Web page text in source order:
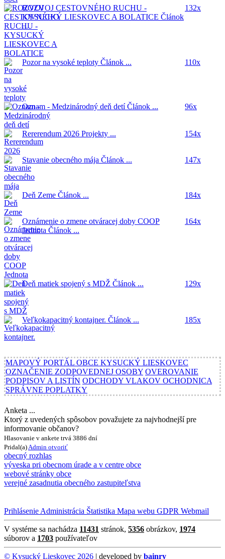
ROZVOJ CESTOVNÉHO RUCHU -
KYSUCKÝ LIESKOVEC A BOLATICE Článok
...
132x
Pozor na vysoké teploty Článok ... 110x
Oznam - Medzinárodný deň detíČlánok ... 96x
Rererendum 2026 Projekty ... 154x
Stavanie obecného mája Článok ... 147x
Deň Zeme Článok ... 184x
Oznámenie o zmene otváracej doby COOP
Jednota Článok ...
164x
Deň matiek spojený s MDŽ Článok ... 129x
Veľkokapacitný kontajner. Článok ... 185x
MAPOVÝ PORTÁL OBCE KYSUCKÝ LIESKOVEC
OZNAČENIE ZODPOVEDNEJ OSOBY OVEROVANIE
PODPISOV A LISTÍN ODCHODY VLAKOV OCHODNICA
SPRÁVNE POPLATKY
Anketa ...
Ktorý z uvedených spôsobov považujete za najvhodnejší pre
informovanie občanov?
Hlasovanie v ankete trvá 3886 dní
Pridal(a)Admin otvoriť
obecný rozhlas
výveska pri obecnom úrade a v centre obce
webové stránky obce
verejné zasadnutia obecného zastupiteľstva
Prihlásenie Administrácia Štatistika Mapa webu GDPR Webmail
V systéme sa nachádza 11431 stránok, 5356 obrázkov, 1974
súborov a 1703 používateľov
© Kysucký Lieskovec 2026 | developed by bainry